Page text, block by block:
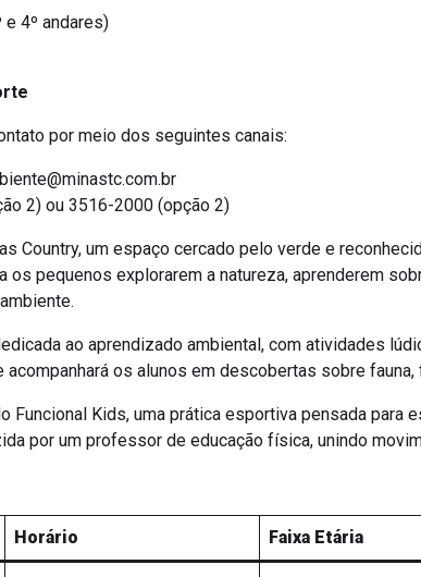
4º andares)
por meio dos seguintes canais:
2) ou 3516-2000 (opção 2)
Country, um espaço cercado pelo verde e
os pequenos explorarem a natureza, aprenderem
ao aprendizado ambiental, com atividades
os alunos em descobertas sobre fauna,
Funcional Kids, uma prática esportiva pensada para
por um professor de educação física, unindo
Horário Faixa Etária